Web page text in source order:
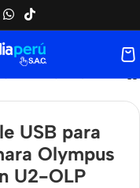
12Pin U2-OLP
USB para
Olympus
U2-OLP